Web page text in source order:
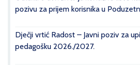
pozivu za prijem korisnika u
Dječji vrtić Radost – Javni poziv za
pedagošku 2026./2027.